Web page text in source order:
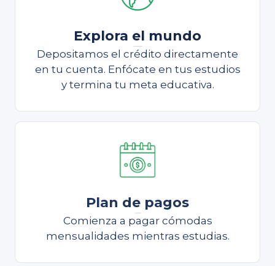
Explora el mundo
Depositamos el crédito directamente
en tu cuenta. Enfócate en tus estudios
y termina tu meta educativa.
Plan de pagos
Comienza a pagar cómodas
mensualidades mientras estudias.